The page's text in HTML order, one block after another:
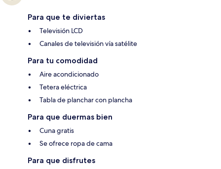
Para que te diviertas
Televisión LCD
Canales de televisión vía satélite
Para tu comodidad
Aire acondicionado
Tetera eléctrica
Tabla de planchar con plancha
Para que duermas bien
Cuna gratis
Se ofrece ropa de cama
Para que disfrutes